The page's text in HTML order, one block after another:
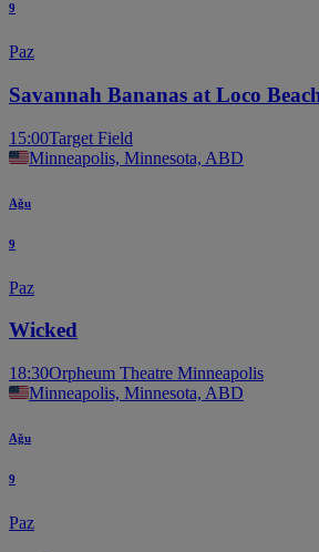
9
Paz
Savannah Bananas at Loco
15:00Target Field
Minneapolis, Minnesota, ABD
Ağu
9
Paz
Wicked
18:30Orpheum Theatre Minneapolis
Minneapolis, Minnesota, ABD
Ağu
9
Paz